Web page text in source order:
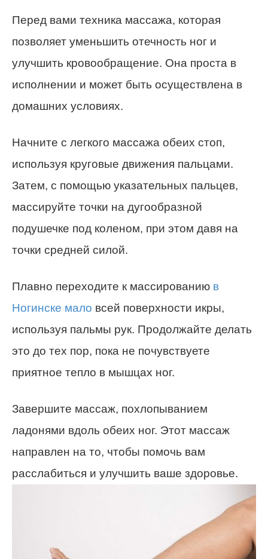
Перед вами техника массажа, которая
позволяет уменьшить отечность ног и
улучшить кровообращение. Она проста в
исполнении и может быть осуществлена в
домашних условиях.
Начните с легкого массажа обеих стоп,
используя круговые движения пальцами.
Затем, с помощью указательных пальцев,
массируйте точки на дугообразной
подушечке под коленом, при этом давя на
точки средней силой.
Плавно переходите к массированию в
Ногинске мало всей поверхности икры,
используя пальмы рук. Продолжайте делать
это до тех пор, пока не почувствуете
приятное тепло в мышцах ног.
Завершите массаж, похлопыванием
ладонями вдоль обеих ног. Этот массаж
направлен на то, чтобы помочь вам
расслабиться и улучшить ваше здоровье.